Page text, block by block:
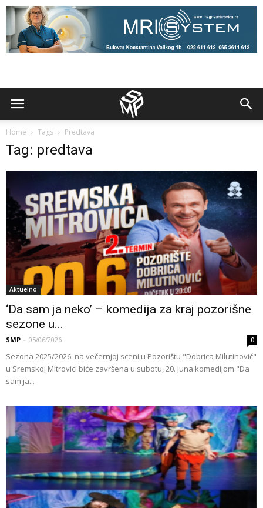
Home Tags Predtava
Tag: predtava
Aktuelno
‘Da sam ja neko’ – komedija za kraj pozorišne
sezone u...
SMP - 05/06/2026 0
Sezona 2025/2026. na večernjoj sceni u Pozorištu "Dobrica Milutinović"
u Sremskoj Mitrovici biće završena u subotu, 20. juna komedijom "Da
sam ja...